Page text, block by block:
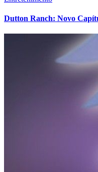
Dutton Ranch: Novo